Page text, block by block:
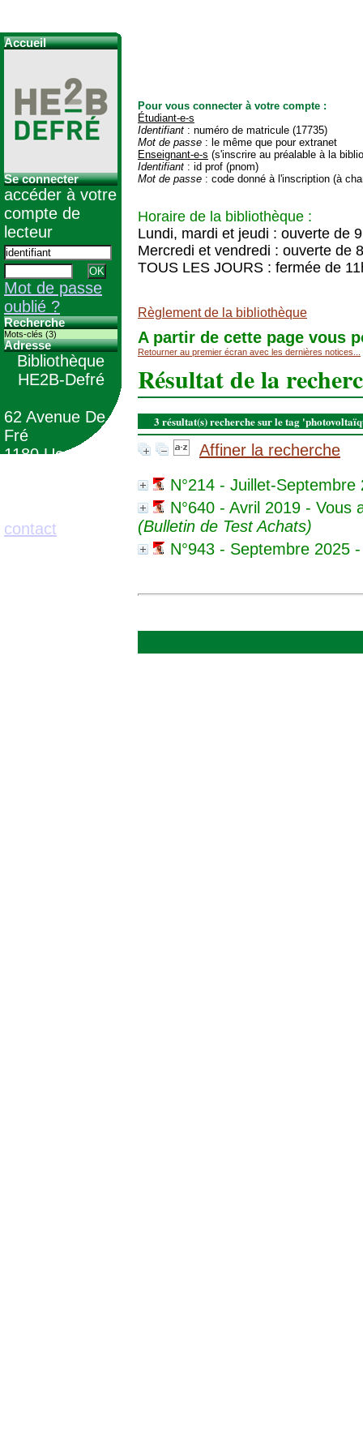
Pour vous connecter à votre compte :
Étudiant-e-s
Identifiant : numéro de matricule (17735)
Mot de passe : le même que pour extranet
Enseignant-e-s (s'inscrire au préalable à la
Identifiant : id prof (pnom)
Mot de passe : code donné à l'inscription (à
Horaire de la bibliothèque :
Lundi, mardi et jeudi : ouverte de
Mercredi et vendredi : ouverte de
TOUS LES JOURS : fermée de
Règlement de la bibliothèque
A partir de cette page vous
Retourner au premier écran avec les dernières notices...
Résultat de la
3 résultat(s) recherche sur le tag
Affiner la recherche
N°214 - Juillet-Septembre
N°640 - Avril 2019 - Vous
(Bulletin de Test Achats)
N°943 - Septembre 2025
Accueil
Se connecter
accéder à votre
compte de
lecteur
Mot de passe
oublié ?
Recherche
Mots-clés (3)
Adresse
Bibliothèque
HE2B-Defré
62 Avenue De
Fré
1180 Uccle
contact